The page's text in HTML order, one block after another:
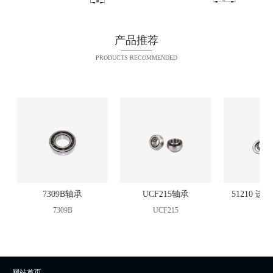
产品推荐
PRODUCTS RECOMMENDED
7309B轴承
7309B
UCF215轴承
UCF215
51210 进